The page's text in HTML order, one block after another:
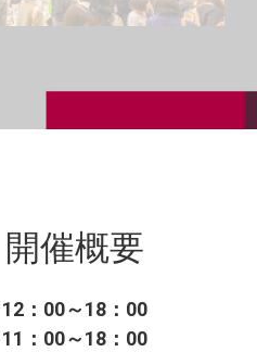
催概要
：00～18：00
：00～18：00